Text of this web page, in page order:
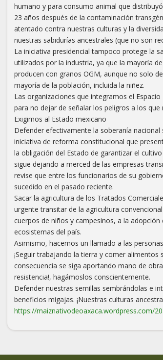
humano y para consumo animal que
23 años después de la contaminación
atentado contra nuestras culturas y la
nuestras sabidurías ancestrales (que no son
La iniciativa presidencial tampoco protege la
utilizados por la industria, ya que la mayoría
producen con granos OGM, aunque no solo
mayoría de la población, incluida la niñez.
Las organizaciones que integramos el
para no dejar de señalar los peligros a los
Exigimos al Estado mexicano
Defender efectivamente la soberanía
iniciativa de reforma constitucional que
la obligación del Estado de garantizar el
sigue dejando a merced de las empresas
revise que entre los funcionarios de su
sucedido en el pasado reciente.
Sacar la agricultura de los Tratados
urgente transitar de la agricultura
cuerpos de niños y campesinos, a la
ecosistemas del país.
Asimismo, hacemos un llamado a las
¡Seguir trabajando la tierra y comer
consecuencia se siga aportando mano de
resistencia!, hagámoslos conscientemente.
Defender nuestras semillas sembrándolas e
beneficios migajas. ¡Nuestras culturas
https://maiznativodeoaxaca.wordpress.com/